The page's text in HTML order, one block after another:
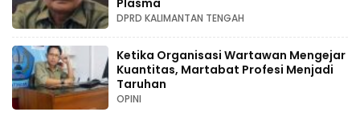
Plasma
DPRD KALIMANTAN TENGAH
Ketika Organisasi Wartawan Mengejar
Kuantitas, Martabat Profesi Menjadi
Taruhan
OPINI